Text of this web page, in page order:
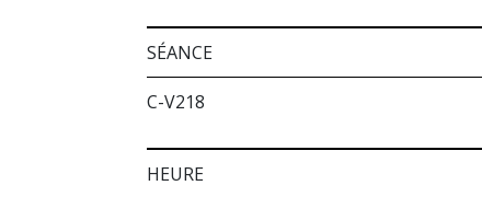
SÉANCE
C-V218
HEURE